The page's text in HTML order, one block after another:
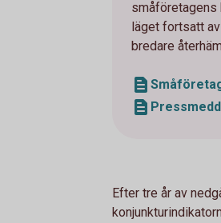
småföretagens
läget fortsatt
bredare
Efter tre år av